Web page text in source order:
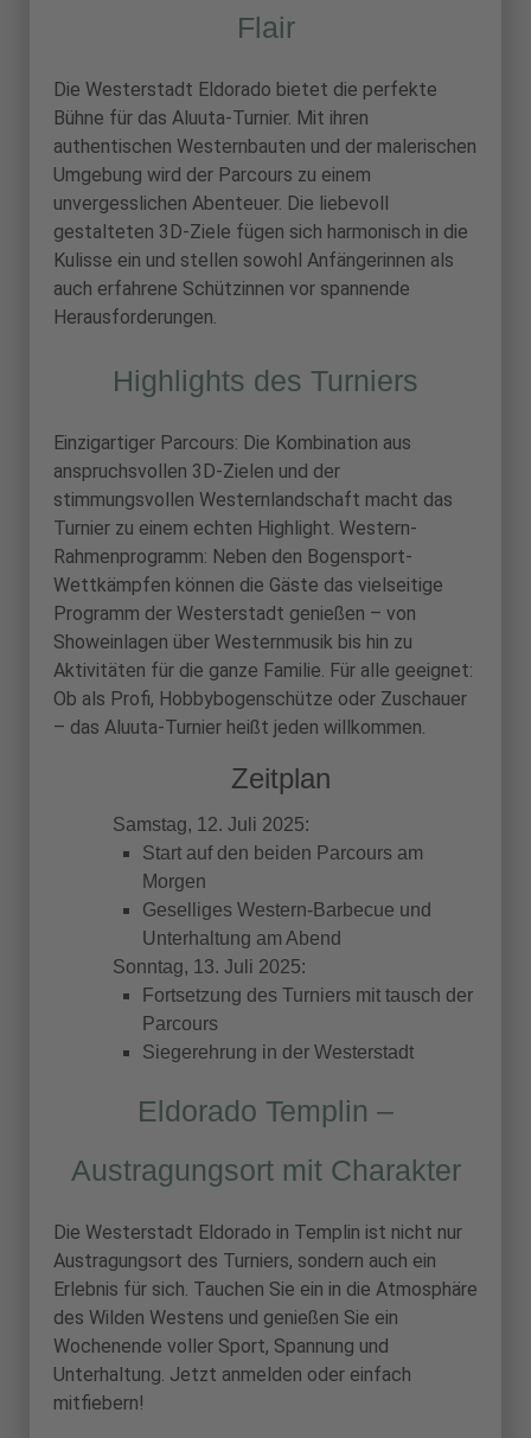
Flair
Die Westerstadt Eldorado bietet die perfekte
Bühne für das Aluuta-Turnier. Mit ihren
authentischen Westernbauten und der malerischen
Umgebung wird der Parcours zu einem
unvergesslichen Abenteuer. Die liebevoll
gestalteten 3D-Ziele fügen sich harmonisch in die
Kulisse ein und stellen sowohl Anfängerinnen als
auch erfahrene Schützinnen vor spannende
Herausforderungen.
Highlights des Turniers
Einzigartiger Parcours: Die Kombination aus
anspruchsvollen 3D-Zielen und der
stimmungsvollen Westernlandschaft macht das
Turnier zu einem echten Highlight. Western-
Rahmenprogramm: Neben den Bogensport-
Wettkämpfen können die Gäste das vielseitige
Programm der Westerstadt genießen – von
Showeinlagen über Westernmusik bis hin zu
Aktivitäten für die ganze Familie. Für alle geeignet:
Ob als Profi, Hobbybogenschütze oder Zuschauer
– das Aluuta-Turnier heißt jeden willkommen.
Zeitplan
Samstag, 12. Juli 2025:
Start auf den beiden Parcours am
Morgen
Geselliges Western-Barbecue und
Unterhaltung am Abend
Sonntag, 13. Juli 2025:
Fortsetzung des Turniers mit tausch der
Parcours
Siegerehrung in der Westerstadt
Eldorado Templin –
Austragungsort mit Charakter
Die Westerstadt Eldorado in Templin ist nicht nur
Austragungsort des Turniers, sondern auch ein
Erlebnis für sich. Tauchen Sie ein in die Atmosphäre
des Wilden Westens und genießen Sie ein
Wochenende voller Sport, Spannung und
Unterhaltung. Jetzt anmelden oder einfach
mitfiebern!